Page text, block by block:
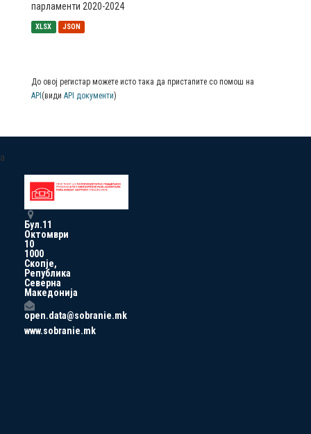
парламенти 2020-2024
XLSX JSON
До овој регистар можете исто така да пристапите со помош на
API (види API документи)
a
Бул.11
Октомври
10
1000
Скопје,
Република
Северна
Македонија
open.data@sobranie.mk
www.sobranie.mk